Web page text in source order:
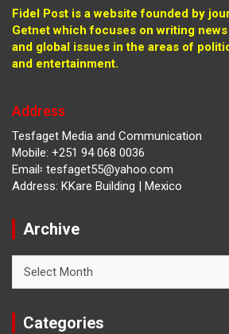
Fidel Post is a website founded by
Getnet which focuses on writing
and global issues in the areas of
and entertainment.
Address
Tesfaget Media and Communication
Mobile: +251 94 068 0036
Email፡ tesfaget55@yahoo.com
Address: KKare Building | Mexico
Archive
Categories